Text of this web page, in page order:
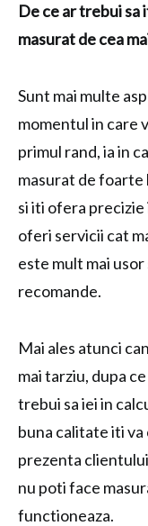
De ce ar trebui sa
masurat de cea
Sunt mai multe
momentul in care
primul rand, ia in
masurat de
si iti ofera
oferi servicii cat
este mult mai usor
recomande.
Mai ales atunci
mai tarziu, dupa
trebui sa iei in
buna calitate iti
prezenta
nu poti face
functioneaza.